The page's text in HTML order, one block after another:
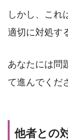
しかし、これ
適切に対処す
あなたには問
て進んでくだ
他者との